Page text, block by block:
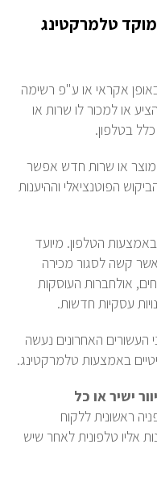
טלמרקטינג
אקראי או ע"פ רשימה
או למכור לו שרות או
בטלפון.
מוצר או שרות חדש אפשר
הפוטנציאלי וההיענות
הטלפון. מיועד
קשה לסגור מכירה
אולחברות העוסקות
עסקיות חדשות.
העשורים האחרונים נעשה
באמצעות טלמרקטינג.
ישיר או כל
ראשונית ללקוח
אליו טלפונית לאחר שיש